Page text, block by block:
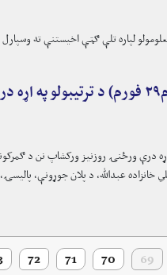
لپاره تلې ګټې اخیستنې ته
عبدالله، د پلان جوړونې،
69
70
71
72